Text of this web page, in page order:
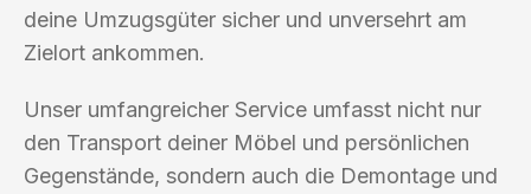
deine Umzugsgüter sicher und unversehrt am
Zielort ankommen.
Unser umfangreicher Service umfasst nicht nur
den Transport deiner Möbel und persönlichen
Gegenstände, sondern auch die Demontage und